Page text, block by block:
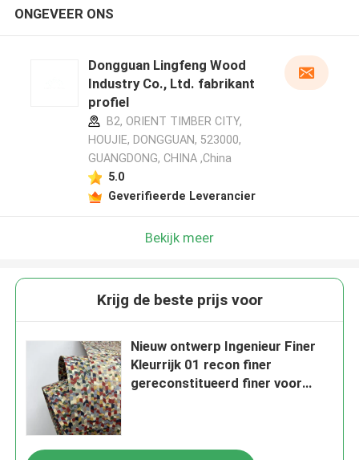
ONGEVEER ONS
Dongguan Lingfeng Wood
Industry Co., Ltd. fabrikant
profiel
B2, ORIENT TIMBER CITY,
HOUJIE, DONGGUAN, 523000,
GUANGDONG, CHINA ,China
5.0
Geverifieerde Leverancier
Bekijk meer
Krijg de beste prijs voor
Nieuw ontwerp Ingenieur Finer
Kleurrijk 01 recon finer
gereconstitueerd finer voor